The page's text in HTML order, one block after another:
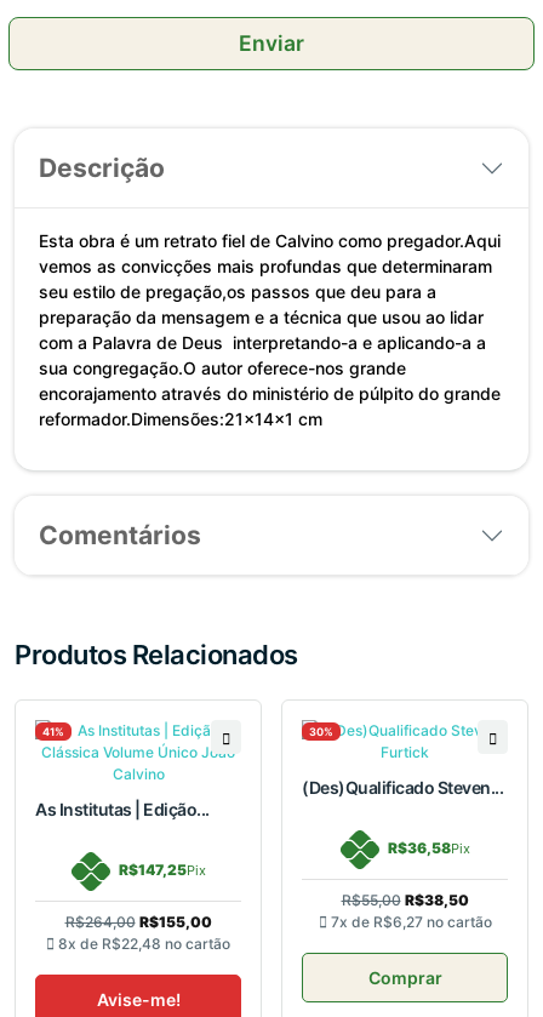
Enviar
Descrição
Esta obra é um retrato fiel de Calvino como pregador.Aqui
vemos as convicções mais profundas que determinaram
seu estilo de pregação,os passos que deu para a
preparação da mensagem e a técnica que usou ao lidar
com a Palavra de Deus interpretando-a e aplicando-a a
sua congregação.O autor oferece-nos grande
encorajamento através do ministério de púlpito do grande
reformador.Dimensões:21x14x1 cm
Comentários
Produtos Relacionados
41%
As Institutas | Edição...
R$147,25Pix
R$264,00 R$155,00
8x de R$22,48 no cartão
Avise-me!
30%
(Des)Qualificado Steven...
R$36,58Pix
R$55,00 R$38,50
7x de R$6,27 no cartão
Comprar